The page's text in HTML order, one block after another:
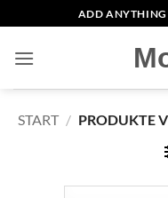
Inhalt
springen
ADD ANYTHING
START / PRODUKTE